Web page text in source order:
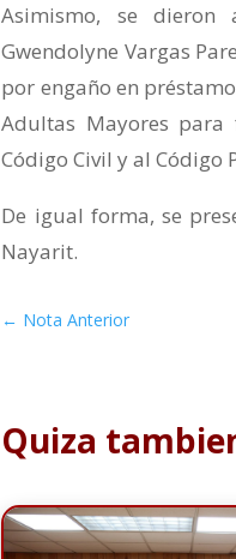
Asimismo, se dieron
Gwendolyne Vargas
por engaño en
Adultas Mayores
Código Civil y al
De igual forma, se
Nayarit.
← Nota Anterior
Quiza